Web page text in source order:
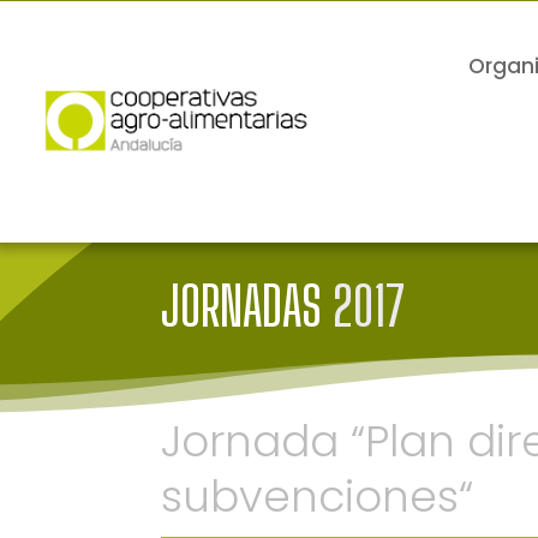
JORNADAS 2017
Jornada “Plan
subvenciones“